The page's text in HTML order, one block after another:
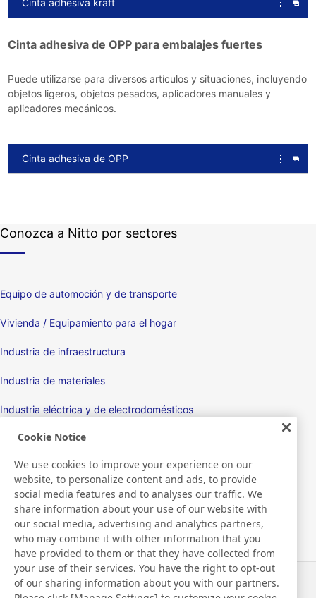
Cinta adhesiva kraft
Cinta adhesiva de OPP para embalajes fuertes
Puede utilizarse para diversos artículos y situaciones, incluyendo
objetos ligeros, objetos pesados, aplicadores manuales y
aplicadores mecánicos.
Cinta adhesiva de OPP
Conozca a Nitto por sectores
Equipo de automoción y de transporte
Vivienda / Equipamiento para el hogar
Industria de infraestructura
Industria de materiales
Industria eléctrica y de electrodomésticos
Pantallas
Aparatos electrónicos
Médico
Productos y máquinas de embalaje
Artículos de consumo / Productos de cuidado personal
Noticias
Contacto
Cookie Notice
We use cookies to improve your experience on our
website, to personalize content and ads, to provide
social media features and to analyses our traffic. We
share information about your use of our website with
our social media, advertising and analytics partners,
who may combine it with other information that you
have provided to them or that they have collected from
your use of their services. You have the right to opt-out
of our sharing information about you with our partners.